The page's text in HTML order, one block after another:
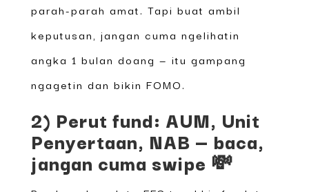
parah-parah amat. Tapi buat ambil
keputusan, jangan cuma ngelihatin
angka 1 bulan doang — itu gampang
ngagetin dan bikin FOMO.
2) Perut fund: AUM, Unit
Penyertaan, NAB — baca,
jangan cuma swipe 💸